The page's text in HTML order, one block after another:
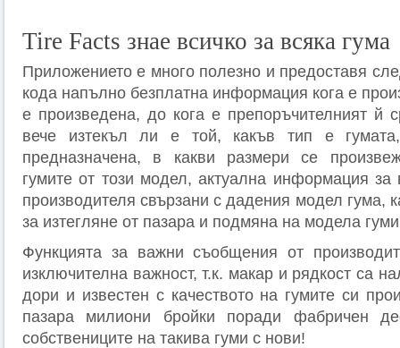
Tire Facts знае всичко за всяка гума
Приложението е много полезно и предоставя
кода напълно безплатна информация кога е
е произведена, до кога е препоръчителният й
вече изтекъл ли е той, какъв тип е
предназначена, в какви размери се
гумите от този модел, актуална информация
производителя свързани с дадения модел гума,
за изтегляне от пазара и подмяна на модела
Функцията за важни съобщения от
изключителна важност, т.к. макар и рядкост са
дори и известен с качеството на гумите си
пазара милиони бройки поради фабричен
собствениците на такива гуми с нови!